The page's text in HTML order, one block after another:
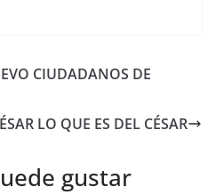
CIUDADANOS DE
LO QUE ES DEL CÉSAR
gustar